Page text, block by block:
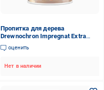
Пропитка для дерева
Drewnochron Impregnat Extra
0,75 л Серый (2790729873)
оценить
Нет в наличии